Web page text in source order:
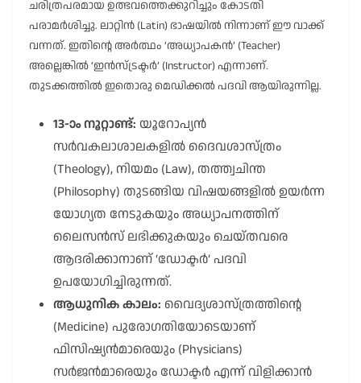
ചരിത്രപരമായ ഉത്ഭവത്തെക്കുറിച്ചും കോടതി
പരാമർശിച്ചു. ലാറ്റിൻ (Latin) ഭാഷയിൽ നിന്നാണ് ഈ വാക്ക്
വന്നത്. ഇതിന്റെ അർത്ഥം ‘അധ്യാപകൻ’ (Teacher)
അല്ലെങ്കിൽ ‘ഇൻസ്ട്രക്ടർ’ (Instructor) എന്നാണ്.
തുടക്കത്തിൽ ഇതൊരു മെഡിക്കൽ പദവി ആയിരുന്നില്ല.
13-ാം നൂറ്റാണ്ട്: യൂറോപ്യൻ
സർവകലാശാലകളിൽ ദൈവശാസ്ത്രം
(Theology), നിയമം (Law), തത്ത്വചിന്ത
(Philosophy) തുടങ്ങിയ വിഷയങ്ങളിൽ ഉയർന്ന
യോഗ്യത നേടുകയും അധ്യാപനത്തിന്
ലൈസൻസ് ലഭിക്കുകയും ചെയ്തവരെ
ആദരിക്കാനാണ് ‘ഡോക്ടർ’ പദവി
ഉപയോഗിച്ചിരുന്നത്.
ആധുനിക കാലം: വൈദ്യശാസ്ത്രത്തിന്റെ
(Medicine) പുരോഗതിയോടെയാണ്
ഫിസിഷ്യൻമാരെയും (Physicians)
സർജൻമാരെയും ഡോക്ടർ എന്ന് വിളിക്കാൻ